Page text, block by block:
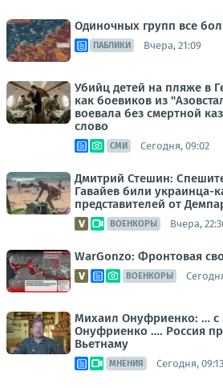
Одиночных групп все
ПАБЛИКИ Вчера, 21:09
Убийц детей на пляже в
как боевиков из
воевала без смертной
слово
СМИ Сегодня, 09:02
Дмитрий Стешин:
Гавайев били украинца-
представителей от
ВОЕНКОРЫ Вчера,
WarGonzo: Фронтовая
ВОЕНКОРЫ
Михаил Онуфриенко: …
Онуфриенко …. Россия
Вьетнаму
МНЕНИЯ Сегодня, 09:13